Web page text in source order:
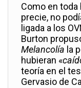
Como en
precie, no
ligada a los
Burton
Melancolía la
hubieran «
teoría en el
Gervasio de